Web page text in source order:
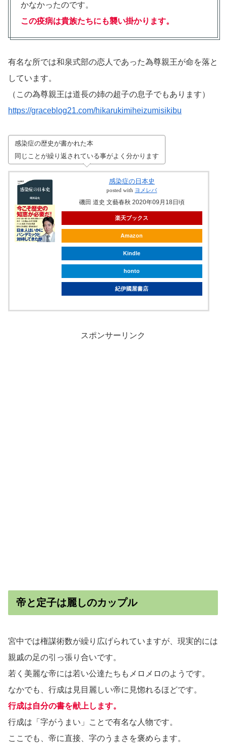
かなかったのです。
この疫病は貴族たちにも襲い掛かります。
有名な所では和泉式部の恋人であった為尊親王が命を落と
しています。
（この為尊親王は道長の姉の超子の息子でもあります）
https://graceblog21.com/hikarukimiheizumisikibu
感染症の歴史が書かれた本
同じことが繰り返されている事がよく分かります
感染症の日本史
posted with ヨメレバ
磯田 道史 文藝春秋 2020年09月18日頃
楽天ブックス
Amazon
Kindle
honto
紀伊國屋書店
スポンサーリンク
帝と定子は麗しのカップル
宮中では権謀術数が繰り広げられていますが、現実的には
親戚の足の引っ張り合いです。
若く美麗な帝には若い公達たちもメロメロのようです。
なかでも、行成は見目麗しい帝に見惚れるほどです。
行成は自分の書を献上します。
行成は「字がうまい」ことで有名な人物です。
ここでも、帝に直接、字のうまさを褒めらます。